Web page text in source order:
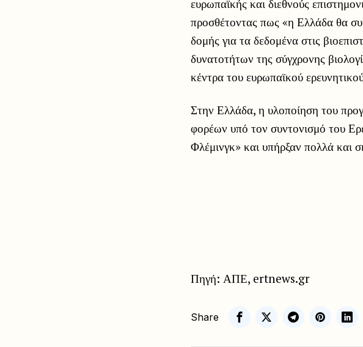
ευρωπαϊκής και διεθνούς
προσθέτοντας πως «η Ελλάδα θα
δομής για τα δεδομένα στις
δυνατοτήτων της σύγχρονης
κέντρα του ευρωπαϊκού
Στην Ελλάδα, η υλοποίηση του
φορέων υπό τον συντονισμό του
Φλέμινγκ» και υπήρξαν πολλά και
Πηγή: ΑΠΕ, ertnews.gr
Share